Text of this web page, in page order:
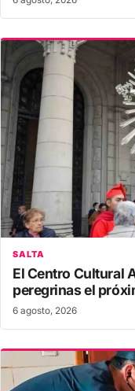
SALTA
El Centro Cultural
peregrinas el
6 agosto, 2026